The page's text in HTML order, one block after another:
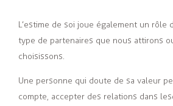
L’estime de soi joue également un rôle
type de partenaires que nous attirons
choisissons.
Une personne qui doute de sa valeur
compte, accepter des relations dans